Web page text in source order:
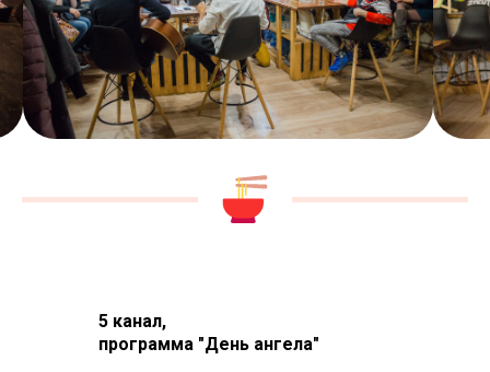
5 канал,
программа "День ангела"